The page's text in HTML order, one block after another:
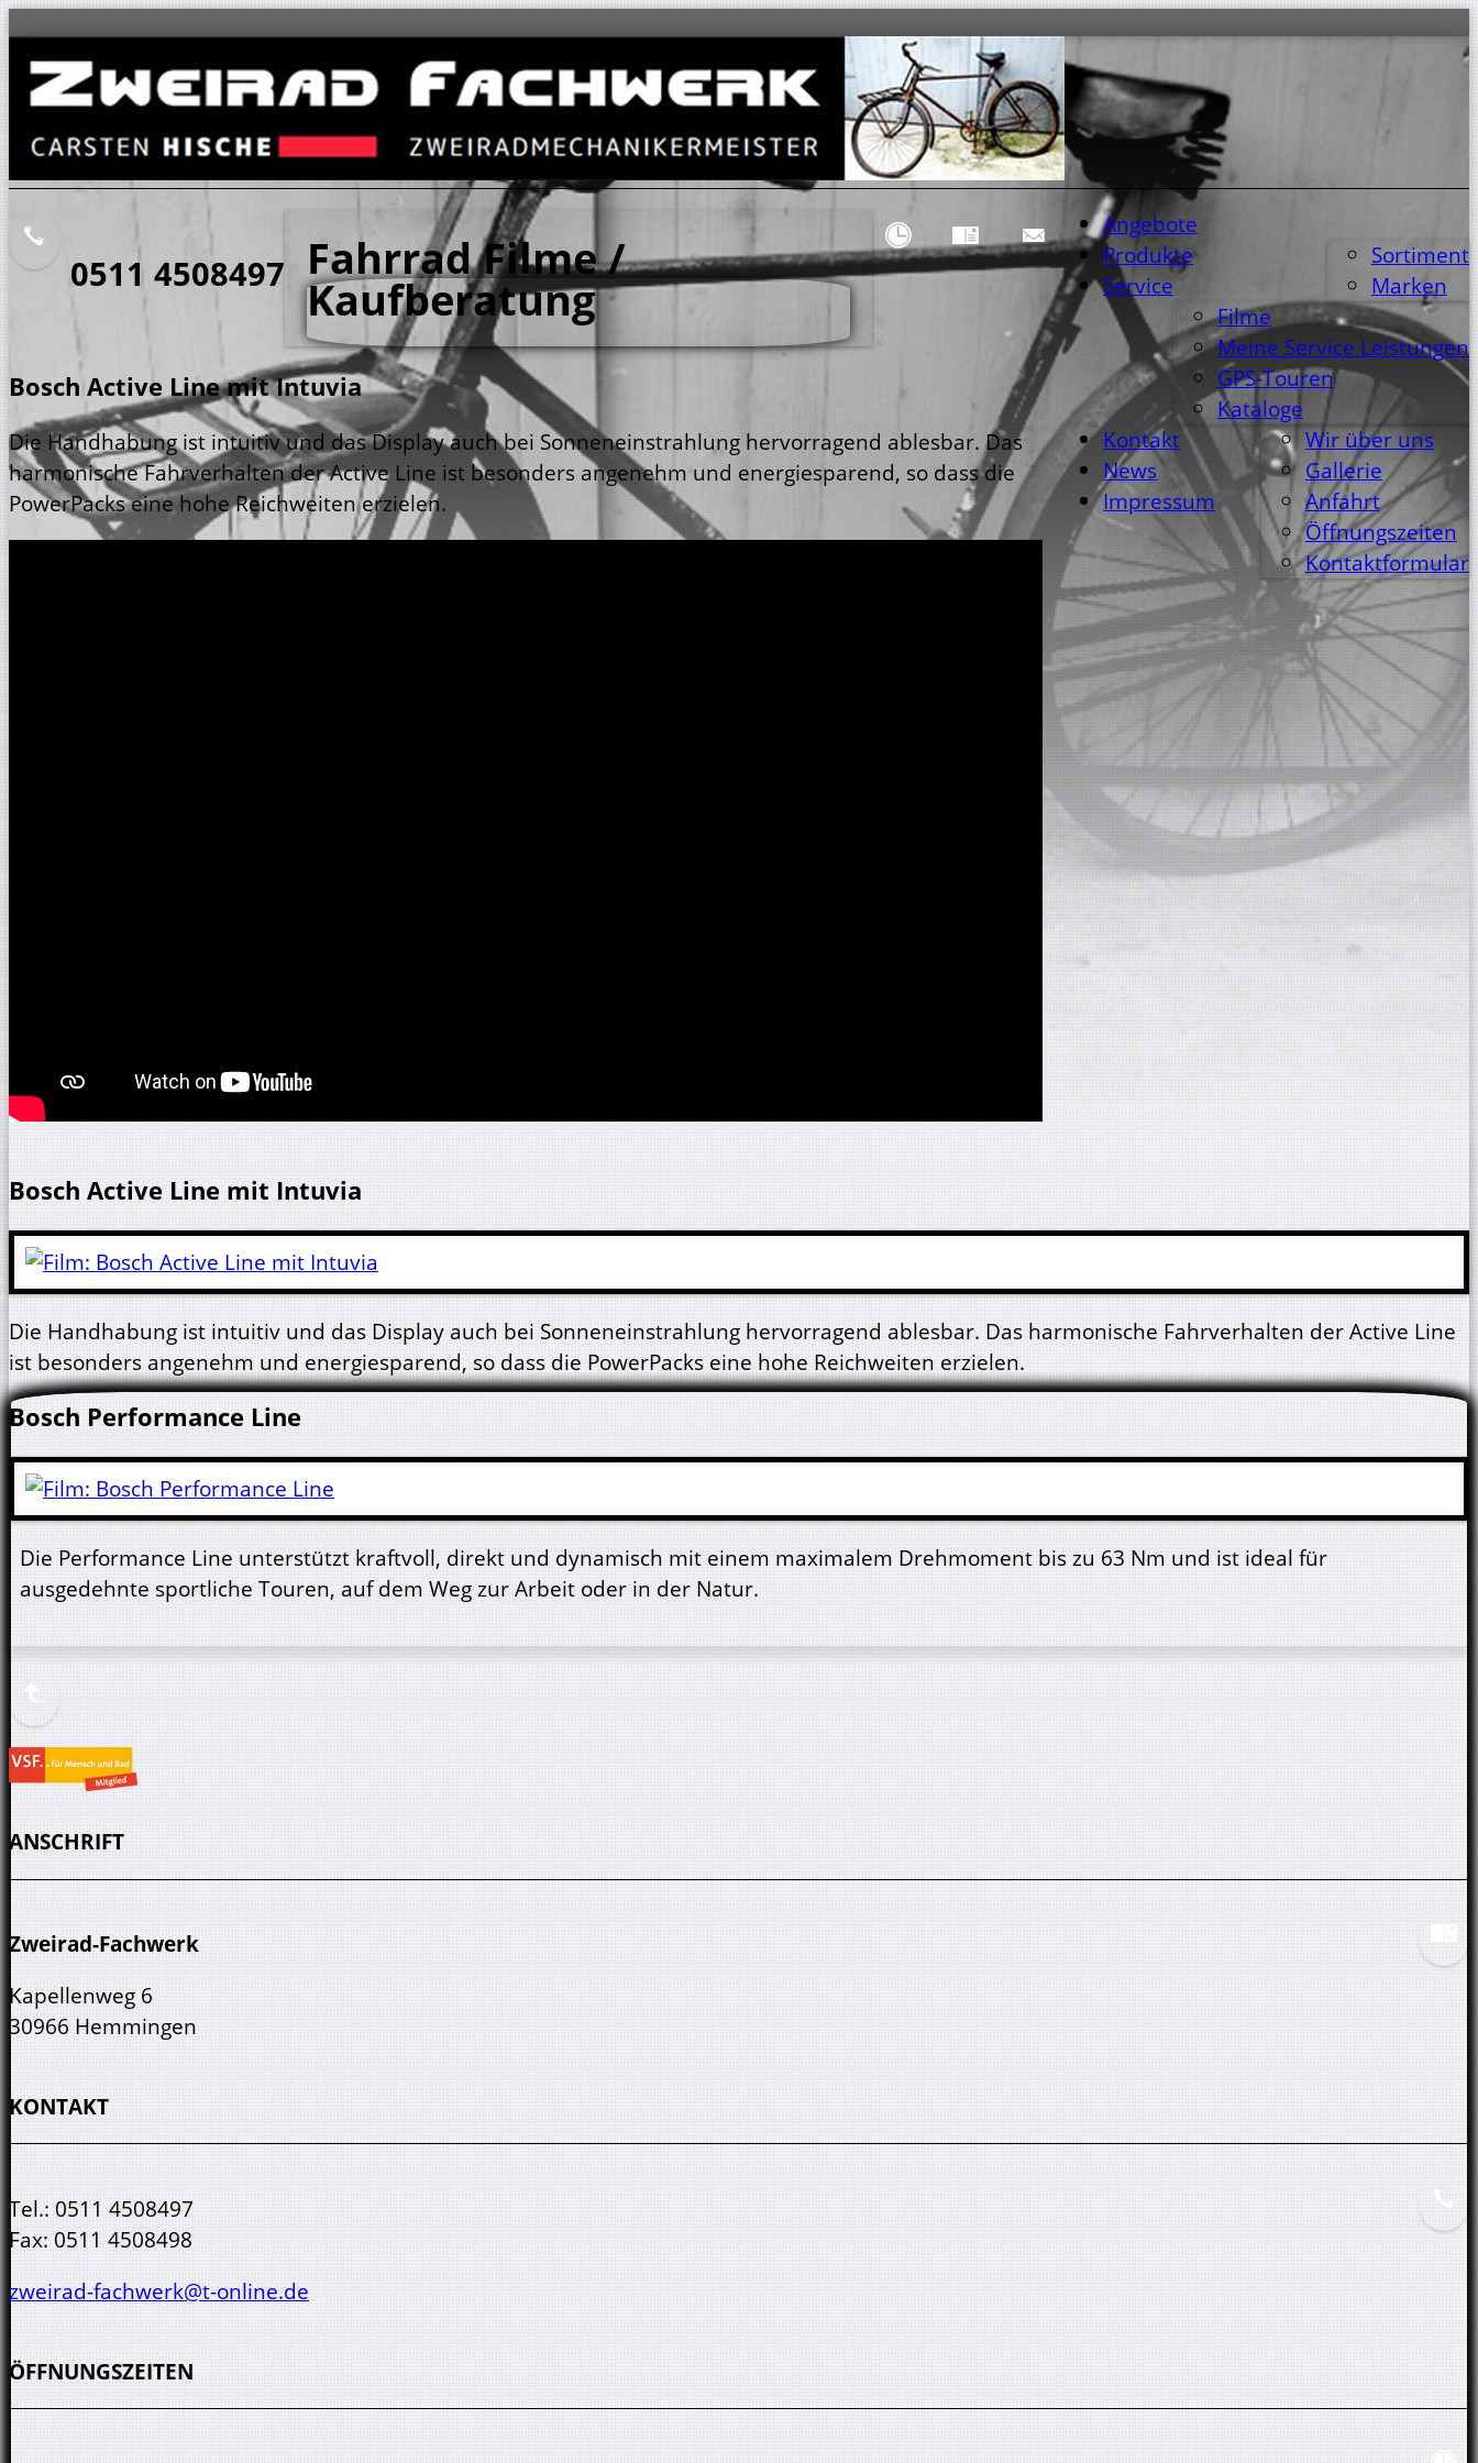
Angebote
Produkte
Sortiment
Marken
Service
Filme
Meine Service Leistungen
GPS-Touren
Kataloge
Kontakt
Wir über uns
Gallerie
Anfahrt
Öffnungszeiten
Kontaktformular
News
Impressum
0511 4508497 Fahrrad Filme /
Kaufberatung
Bosch Active Line mit Intuvia
Die Handhabung ist intuitiv und das Display auch bei Sonneneinstrahlung hervorragend ablesbar. Das
harmonische Fahrverhalten der Active Line ist besonders angenehm und energiesparend, so dass die
PowerPacks eine hohe Reichweiten erzielen.
Bosch Active Line mit Intuvia
Die Handhabung ist intuitiv und das Display auch bei Sonneneinstrahlung hervorragend ablesbar. Das harmonische Fahrverhalten der Active Line
ist besonders angenehm und energiesparend, so dass die PowerPacks eine hohe Reichweiten erzielen.
Bosch Performance Line
Die Performance Line unterstützt kraftvoll, direkt und dynamisch mit einem maximalem Drehmoment bis zu 63 Nm und ist ideal für
ausgedehnte sportliche Touren, auf dem Weg zur Arbeit oder in der Natur.
ANSCHRIFT
Zweirad-Fachwerk
Kapellenweg 6
30966 Hemmingen
KONTAKT
Tel.: 0511 4508497
Fax: 0511 4508498
zweirad-fachwerk@t-online.de
ÖFFNUNGSZEITEN